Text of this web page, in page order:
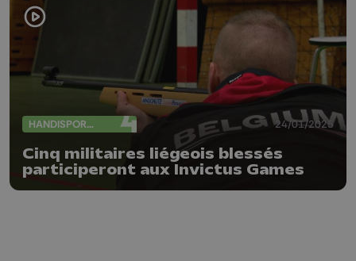
HANDISPORTS 24/01/2025
Cinq militaires liégeois blessés
participeront aux Invictus Games